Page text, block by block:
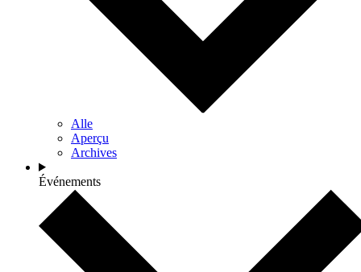
Alle
Aperçu
Archives
Événements